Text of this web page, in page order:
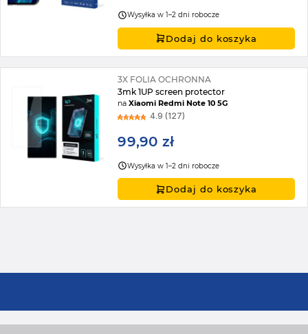
Wysyłka w 1–2 dni robocze
Dodaj do koszyka
3X FOLIA OCHRONNA
3mk 1UP screen protector
naXiaomi Redmi Note 10 5G
4.9 (127)
99,90 zł
Wysyłka w 1–2 dni robocze
Dodaj do koszyka